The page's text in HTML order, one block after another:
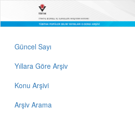
Güncel Sayı
Yıllara Göre Arşiv
Konu Arşivi
Arşiv Arama